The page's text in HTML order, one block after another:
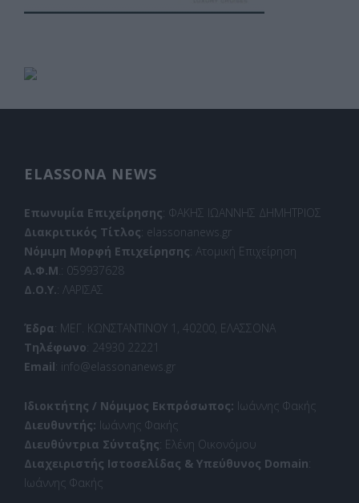
ELASSONA NEWS
Επωνυμία Επιχείρησης: ΦΑΚΗΣ ΙΩΑΝΝΗΣ ΔΗΜΗΤΡΙΟΣ
Διακριτικός Τίτλος: elassonanews.gr
Νόμιμη Μορφή Επιχείρησης: Ατομική Επιχείρηση
Α.Φ.Μ .: 059937628
Δ.Ο.Υ.: ΛΑΡΙΣΑΣ
Έδρα: ΜΕΓ. ΚΩΝΣΤΑΝΤΙΝΟΥ 1, 40200, ΕΛΑΣΣΟΝΑ
Τηλέφωνο: 24930 22221
Email: info@elassonanews.gr
Ιδιοκτήτης / Νόμιμος Εκπρόσωπος: Ιωάννης Φακής
Διευθυντής: Ιωάννης Φακής
Διευθύντρια Σύνταξης: Ελένη Οικονόμου
Διαχειριστής Ιστοσελίδας & Υπεύθυνος Domain:
Ιωάννης Φακής